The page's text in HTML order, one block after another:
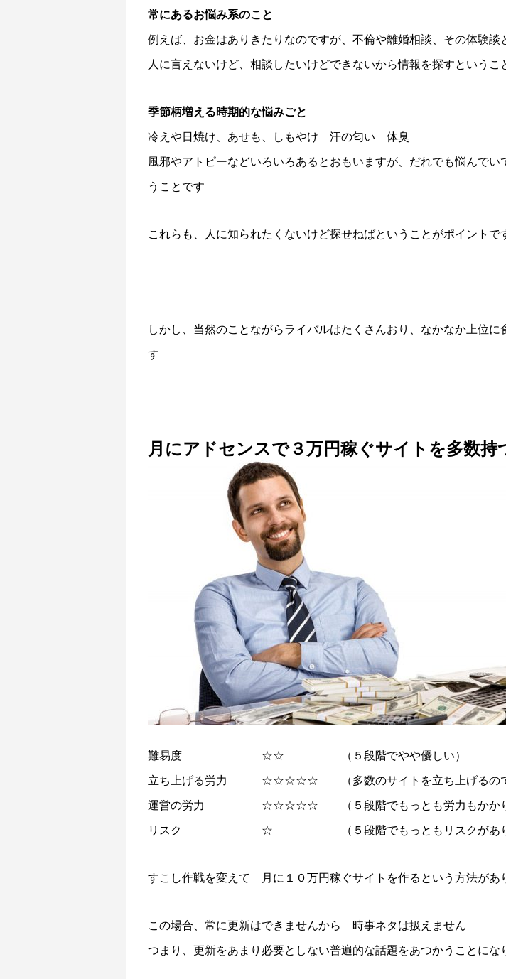
常にあるお悩み系のこと
例えば、お金はありきたりなのですが、不倫や離婚相談、その体験談
人に言えないけど、相談したいけどできないから情報を探すというこ
季節柄増える時期的な悩みごと
冷えや日焼け、あせも、しもやけ 汗の匂い 体臭
風邪やアトピーなどいろいろあるとおもいますが、だれでも悩んでい
うことです
これらも、人に知られたくないけど探せねばということがポイントで
しかし、当然のことながらライバルはたくさんおり、なかなか上位
す
月にアドセンスで３万円稼ぐサイトを多数持
難易度 ☆☆ （５段階でやや優しい）
立ち上げる労力 ☆☆☆☆☆ （多数のサイトを立ち上げるので苦
運営の労力 ☆☆☆☆☆ （５段階でもっとも労力もかかり
リスク ☆ （５段階でもっともリスクがあり
すこし作戦を変えて 月に１０万円稼ぐサイトを作るという方法があ
この場合、常に更新はできませんから 時事ネタは扱えません
つまり、更新をあまり必要としない普遍的な話題をあつかうことにな